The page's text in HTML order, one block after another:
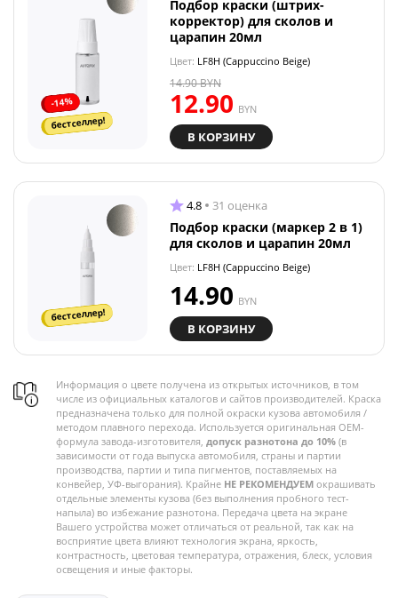
-14%
бестселлер!
Подбор краски (штрих-
корректор) для сколов и
царапин 20мл
Цвет: LF8H (Cappuccino Beige)
12.90 BYN
14.90BYN
В КОРЗИНУ
бестселлер!
4.8 31 оценка
Подбор краски (маркер 2 в 1)
для сколов и царапин 20мл
Цвет: LF8H (Cappuccino Beige)
14.90 BYN
В КОРЗИНУ
Информация о цвете получена из открытых источников, в том
числе из официальных каталогов и сайтов производителей. Краска
предназначена только для полной окраски кузова автомобиля /
методом плавного перехода. Используется оригинальная OEM-
формула завода-изготовителя, допуск разнотона до 10% (в
зависимости от года выпуска автомобиля, страны и партии
производства, партии и типа пигментов, поставляемых на
конвейер, УФ-выгорания). Крайне НЕ РЕКОМЕНДУЕМ окрашивать
отдельные элементы кузова (без выполнения пробного тест-
напыла) во избежание разнотона. Передача цвета на экране
Вашего устройства может отличаться от реальной, так как на
восприятие цвета влияют технология экрана, яркость,
контрастность, цветовая температура, отражения, блеск, условия
освещения и иные факторы.